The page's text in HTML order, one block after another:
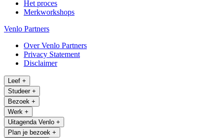
Het proces
Merkworkshops
Venlo Partners
Over Venlo Partners
Privacy Statement
Disclaimer
Leef +
Studeer +
Bezoek +
Werk +
Uitagenda Venlo +
Plan je bezoek +